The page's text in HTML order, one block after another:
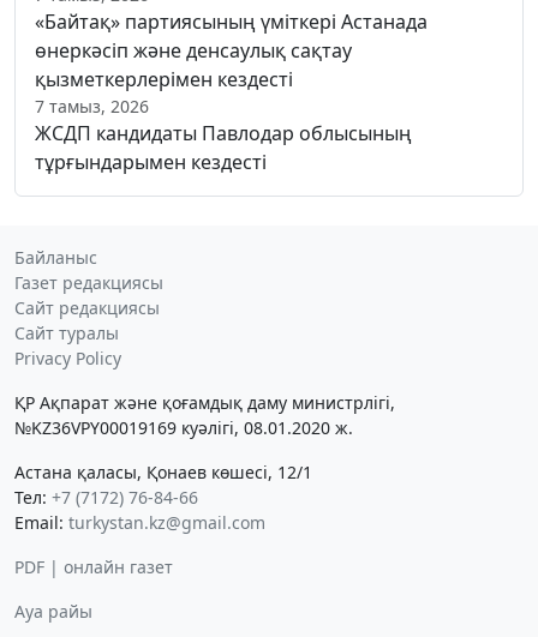
«Байтақ» партиясының үміткері Астанада
өнеркәсіп және денсаулық сақтау
қызметкерлерімен кездесті
7 тамыз, 2026
ЖСДП кандидаты Павлодар облысының
тұрғындарымен кездесті
Байланыс
Газет редакциясы
Сайт редакциясы
Сайт туралы
Privacy Policy
ҚР Ақпарат және қоғамдық даму министрлігі,
№KZ36VPY00019169 куәлігі, 08.01.2020 ж.
Астана қаласы, Қонаев көшесі, 12/1
Тел: +7 (7172) 76-84-66
Email: turkystan.kz@gmail.com
PDF | онлайн газет
Ауа райы